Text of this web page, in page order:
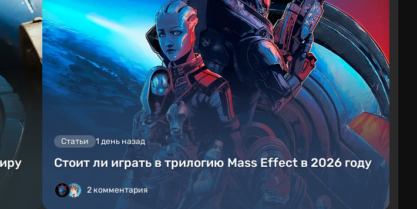
Статьи 1 день назад
Стоит ли играть в трилогию Mass Effect в 2026 году
2 комментария